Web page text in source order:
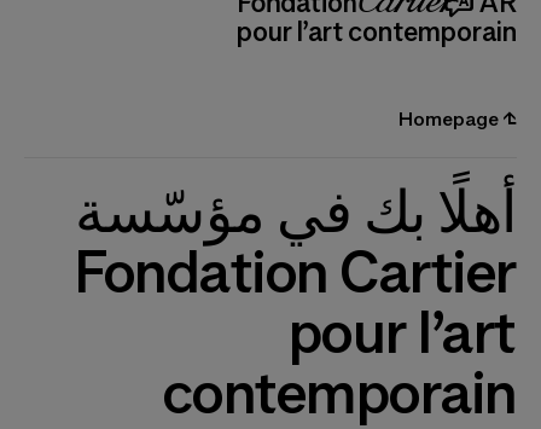
pour l’art contemporain
⮤
أهلًا بك في مؤسّسة
Fondation Cartier
pour l’art
contemporain